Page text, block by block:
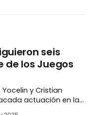
seis
de los Juegos
y Cristian
actuación en la